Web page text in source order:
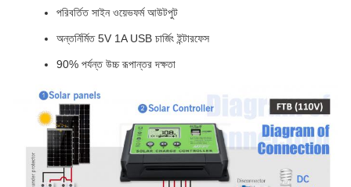
পরিবর্তিত সাইন ওয়েভফর্ম আউটপুট
অন্তর্নির্মিত 5V 1A USB চার্জিং ইন্টারফেস
90% পর্যন্ত উচ্চ রূপান্তর দক্ষতা